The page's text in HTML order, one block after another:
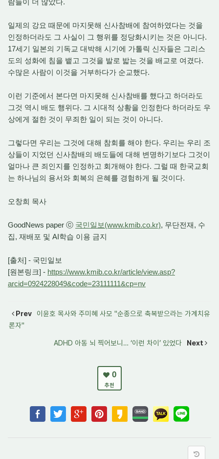
람들이 더 많았다.
일제의 강요 때문에 마지못해 신사참배에 참여하였다는 것을
인정하더라도 그 사실이 그 행위를 정당화시키는 것은 아니다.
17세기 일본의 기독교 대박해 시기에 가톨릭 신자들은 그리스
도의 성화에 침을 뱉고 그것을 발로 밟는 것을 배교로 여겼다.
수많은 사람이 이것을 거부하다가 순교했다.
이런 기준에서 본다면 마지못해 신사참배를 했다고 하더라도
그것 역시 배도 행위다. 그 시대적 상황을 인정한다 하더라도 우
상에게 절한 것이 무죄한 일이 되는 것이 아니다.
그렇다면 우리는 그것에 대해 참회를 해야 한다. 우리는 우리 조
상들이 지었던 신사참배의 배도들에 대해 변명하기보다 그것이
얼마나 큰 죄인지를 인정하고 회개해야 한다. 그럴 때 한국교회
는 하나님의 용서와 회복의 은혜를 경험하게 될 것이다.
오창희 목사
GoodNews paper ⓒ 국민일보(www.kmib.co.kr), 무단전재, 수
집, 재배포 및 AI학습 이용 금지
[출처] - 국민일보
[원본링크] - https://www.kmib.co.kr/article/view.asp?
arcid=0924228049&code=23111111&cp=nv
Prev
이윤호 목사와 주미혜 사모 "순종으로 축복받으라는 가계치유
론자"
ADHD 아동 뇌 찍어보니… ‘이런 차이’ 있었다 Next
0
추천